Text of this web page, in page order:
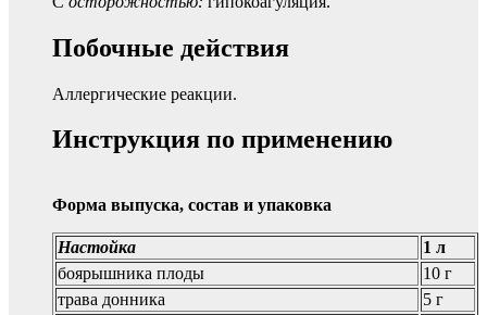
Побочные действия
Аллергические реакции.
Инструкция по применению
Форма выпуска, состав и упаковка
Настойка
1 л
боярышника плоды
10 г
трава донника
5 г